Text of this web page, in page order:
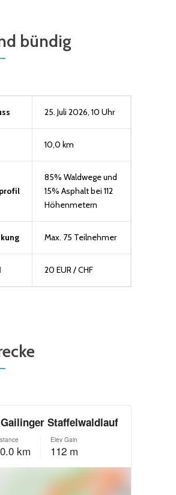
bündig
25. Juli 2026, 10 Uhr
10,0 km
85% Waldwege und
15% Asphalt bei 112
Höhenmetern
Max. 75 Teilnehmer
20 EUR / CHF